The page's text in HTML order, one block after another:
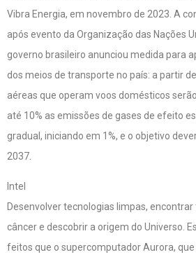
Vibra Energia, em novembro de 2023. A
após evento da Organização das Nações
governo brasileiro anunciou medida para
dos meios de transporte no país: a partir
aéreas que operam voos domésticos
até 10% as emissões de gases de efeito
gradual, iniciando em 1%, e o objetivo
2037.
Intel
Desenvolver tecnologias limpas,
câncer e descobrir a origem do Universo.
feitos que o supercomputador Aurora,